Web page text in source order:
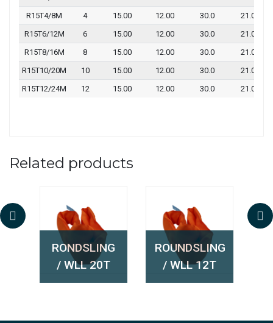
R15T4/8M
4 15.00 12.00 30.0
21.00
R15T6/12M
6 15.00 12.00 30.0
21.00
R15T8/16M
8 15.00 12.00 30.0
21.00
R15T10/20M
10 15.00 12.00 30.0
21.00
R15T12/24M
12 15.00 12.00 30.0 21.00
Related products
RONDSLING
/ WLL 20T
ROUNDSLING
/ WLL 12T